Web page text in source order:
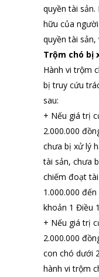
quyền tài
hữu của
quyền tài
Trộm chó bị
Hành vi trộm
bị truy cứu
sau:
+ Nếu giá trị
2.000.000
chưa bị xử lý
tài sản, chưa
chiếm đoạt
1.000.000
khoản 1 Điều
+ Nếu giá trị
2.000.000
con chó dưới
hành vi trộm